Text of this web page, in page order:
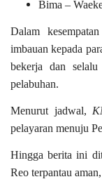
Bima –
Dalam
imbauan kepada
bekerja dan selalu
pelabuhan.
Menurut jadwal,
pelayaran menuju
Hingga berita ini
Reo terpantau